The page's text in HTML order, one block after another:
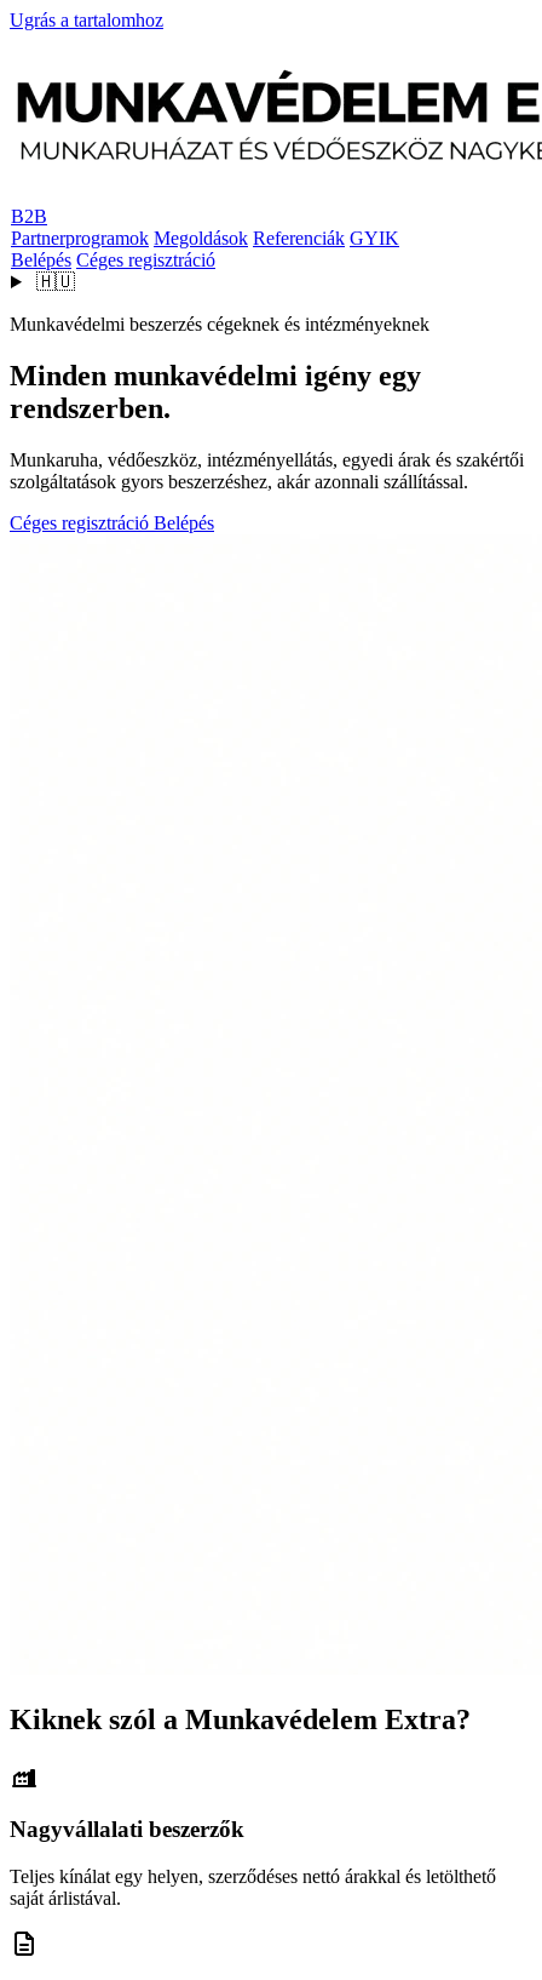
Ugrás a tartalomhoz
B2B
Partnerprogramok Megoldások Referenciák GYIK
Belépés Céges regisztráció
🇭🇺
Munkavédelmi beszerzés cégeknek és intézményeknek
Minden munkavédelmi igény egy
rendszerben.
Munkaruha, védőeszköz, intézményellátás, egyedi árak és szakértői
szolgáltatások gyors beszerzéshez, akár azonnali szállítással.
Céges regisztráció Belépés
Kiknek szól a Munkavédelem Extra?
Nagyvállalati beszerzők
Teljes kínálat egy helyen, szerződéses nettó árakkal és letölthető
saját árlistával.